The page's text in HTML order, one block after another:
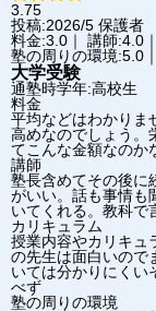
3.75
投稿:2026/5 保護者
料金:3.0｜ 講師:4.0
塾の周りの環境:5.0
大学受験
通塾時学年:高校生
料金
平均などはわかりま
高めなのでしょう。
てこんな金額なのか
講師
塾長含めてその後に
がいい。話も事情も
いてくれる。教科で
カリキュラム
授業内容やカリキュ
の先生は面白いので
いては分かりにくい
べず
塾の周りの環境